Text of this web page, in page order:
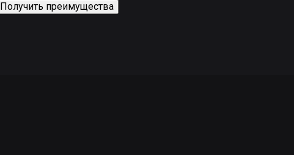
Получить преимущества